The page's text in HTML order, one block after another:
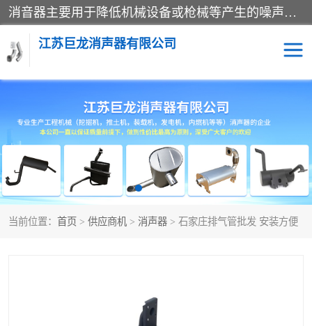
消音器主要用于降低机械设备或枪械等产生的噪声。它通过阻尼或增加排气面积来降低排气速度和功率，从而降低噪声。常见的消音器类型包括阻性消声器、抗性消声器、共振消声器以及阻抗复合式消声器等。这些消音器各有特点，适用于不同频率的噪声消除。
江苏巨龙消声器有限公司
当前位置： 首页 > 供应商机 > 消声器 > 石家庄排气管批发 安装方便
消声器